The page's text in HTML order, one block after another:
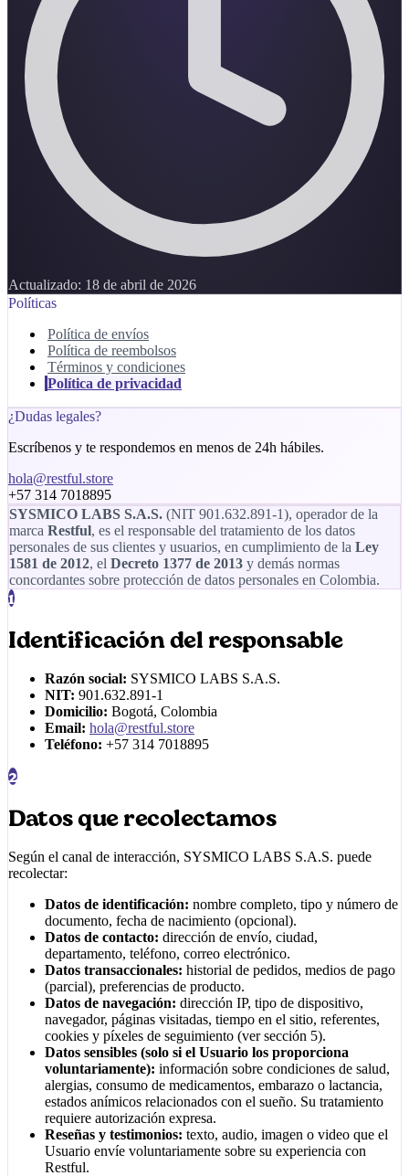
Actualizado: 18 de abril de 2026
Políticas
Política de envíos
Política de reembolsos
Términos y condiciones
Política de privacidad
¿Dudas legales?
Escríbenos y te respondemos en menos de 24h hábiles.
hola@restful.store
+57 314 7018895
SYSMICO LABS S.A.S. (NIT 901.632.891-1), operador de la
marca Restful, es el responsable del tratamiento de los datos
personales de sus clientes y usuarios, en cumplimiento de la Ley
1581 de 2012, el Decreto 1377 de 2013 y demás normas
concordantes sobre protección de datos personales en Colombia.
1
Identificación del responsable
Razón social: SYSMICO LABS S.A.S.
NIT: 901.632.891-1
Domicilio: Bogotá, Colombia
Email: hola@restful.store
Teléfono: +57 314 7018895
2
Datos que recolectamos
Según el canal de interacción, SYSMICO LABS S.A.S. puede
recolectar:
Datos de identificación: nombre completo, tipo y número de
documento, fecha de nacimiento (opcional).
Datos de contacto: dirección de envío, ciudad,
departamento, teléfono, correo electrónico.
Datos transaccionales: historial de pedidos, medios de pago
(parcial), preferencias de producto.
Datos de navegación: dirección IP, tipo de dispositivo,
navegador, páginas visitadas, tiempo en el sitio, referentes,
cookies y píxeles de seguimiento (ver sección 5).
Datos sensibles (solo si el Usuario los proporciona
voluntariamente): información sobre condiciones de salud,
alergias, consumo de medicamentos, embarazo o lactancia,
estados anímicos relacionados con el sueño. Su tratamiento
requiere autorización expresa.
Reseñas y testimonios: texto, audio, imagen o video que el
Usuario envíe voluntariamente sobre su experiencia con
Restful.